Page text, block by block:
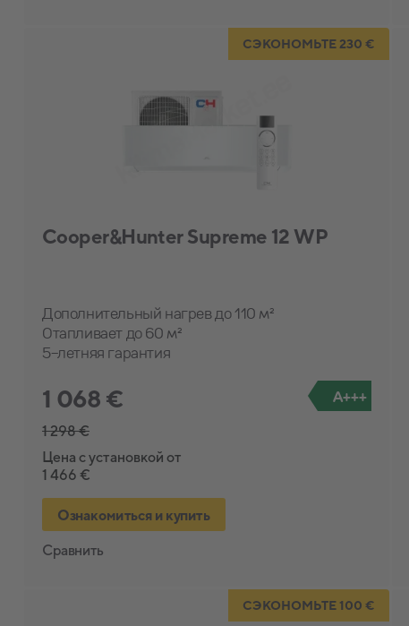
СЭКОНОМЬТЕ 230 €
Cooper&Hunter Supreme 12 WP
Дополнительный нагрев до 110 м²
Отапливает до 60 м²
5-летняя гарантия
1 068 €
1 298 €
Цена с установкой от
1 466 €
A+++
Ознакомиться и купить
Сравнить
СЭКОНОМЬТЕ 100 €